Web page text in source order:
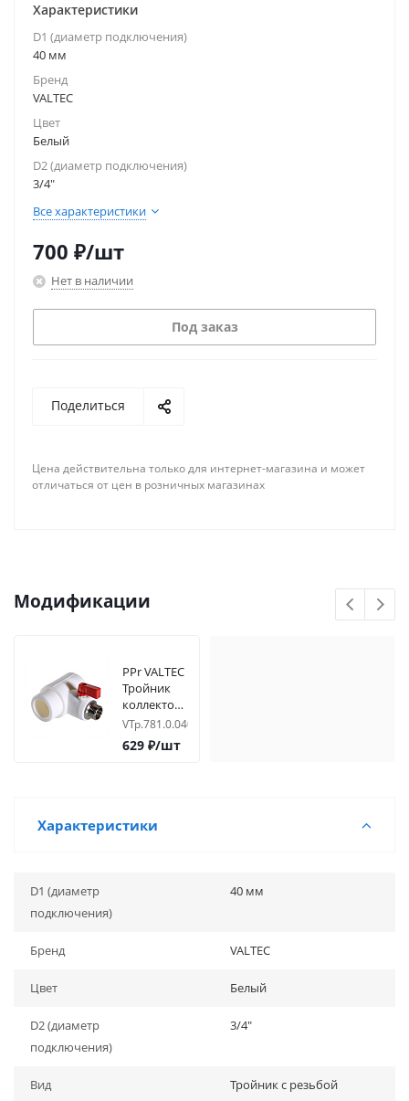
Характеристики
D1 (диаметр подключения)
40 мм
Бренд
VALTEC
Цвет
Белый
D2 (диаметр подключения)
3/4"
Все характеристики
700 ₽/шт
Нет в наличии
Под заказ
Поделиться
Цена действительна только для интернет-магазина и может
отличаться от цен в розничных магазинах
Модификации
PPr VALTEC
Тройник
коллекторный
40х1/2" нр
с шаровым
краном
VTp.781.0.04004
629 ₽/шт
Характеристики
D1 (диаметр
подключения)
40 мм
Бренд VALTEC
Цвет Белый
D2 (диаметр
подключения)
3/4"
Вид Тройник с резьбой